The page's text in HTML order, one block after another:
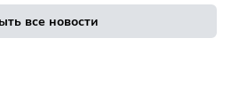
все новости